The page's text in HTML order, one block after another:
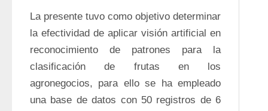
La presente tuvo como objetivo determinar
la efectividad de aplicar visión artificial en
reconocimiento de patrones para la
clasificación de frutas en los
agronegocios, para ello se ha empleado
una base de datos con 50 registros de 6